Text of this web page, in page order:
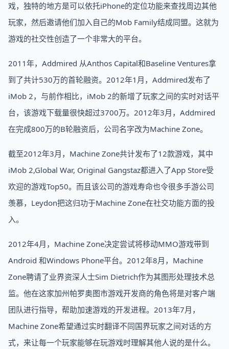
戏，独特的地方是可以依托iPhone的定位功能来查找周边其他
玩家，然后邀请他们加入自己的Mob Family结成同盟。这就为
游戏的社交性创造了一个非常大的平台。
2011年，Addmired 从Anthos Capital和Baseline Ventures拿
到了共计530万的首轮融资。2012年1月，Addmired发布了
iMob 2，与前作相比，iMob 2的新增了玩家之间的实时对话平
台，该游戏下载量很快超过3700万。2012年3月，Addmired
在完成800万的B轮融资后，公司名字改为Machine Zone。
截至2012年3月，Machine Zone共计发布了12款游戏，其中
iMob 2,Global War, Original Gangstaz都进入了App Store受
欢迎的游戏Top50。而且该公司的游戏寿命也令很多手游公司
羡慕，Leydon把这归功于Machine Zone在社交功能方面的投
入。
2012年4月，Machine Zone决定尝试将移动MMO游戏带到
Android 和Windows Phone平台。2012年8月，Machine
Zone聘请了业界资深人士Sim Dietrich作为其图形处理技术总
监。他在这家加州帕罗奥图市游戏开发商的角色将是对客户端
团队进行指导，帮助加速游戏的开发进程。2013年7月，
Machine Zone希望通过实时翻译不同国界玩家之间对话的方
式，来让每一个玩家能够在玩游戏时理解其他人说的是什么。